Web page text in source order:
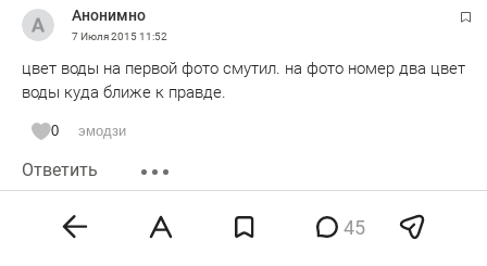
Анонимно
7 Июля 201511:52
цвет воды на первой фото смутил. на фото номер два цвет
воды куда ближе к правде.
0 эмодзи
Ответить
Анонимно 45